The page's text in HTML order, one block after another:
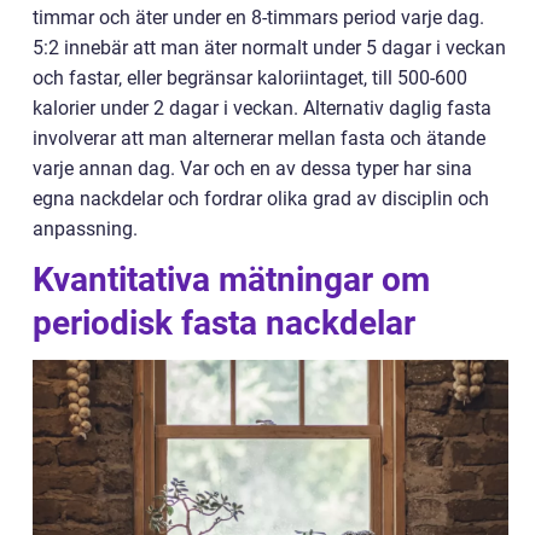
timmar och äter under en 8-timmars period varje dag.
5:2 innebär att man äter normalt under 5 dagar i veckan
och fastar, eller begränsar kaloriintaget, till 500-600
kalorier under 2 dagar i veckan. Alternativ daglig fasta
involverar att man alternerar mellan fasta och ätande
varje annan dag. Var och en av dessa typer har sina
egna nackdelar och fordrar olika grad av disciplin och
anpassning.
Kvantitativa mätningar om
periodisk fasta nackdelar